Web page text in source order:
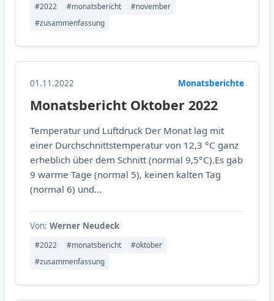
#2022 #monatsbericht
#november
#zusammenfassung
01.11.2022 Monatsberichte
Monatsbericht Oktober 2022
Temperatur und Luftdruck Der Monat lag mit
einer Durchschnittstemperatur von 12,3 °C ganz
erheblich über dem Schnitt (normal 9,5°C).Es gab
9 warme Tage (normal 5), keinen kalten Tag
(normal 6) und...
Von: Werner Neudeck
#2022 #monatsbericht
#oktober
#zusammenfassung